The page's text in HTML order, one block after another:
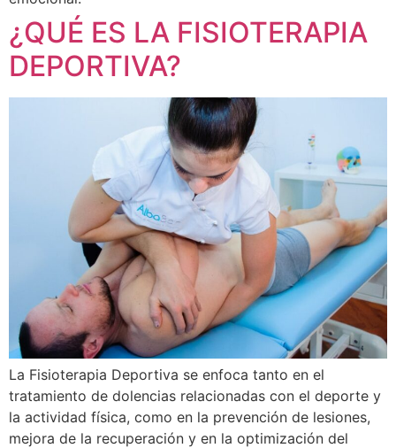
¿QUÉ ES LA FISIOTERAPIA
DEPORTIVA?
La Fisioterapia Deportiva se enfoca tanto en el
tratamiento de dolencias relacionadas con el deporte y
la actividad física, como en la prevención de lesiones,
mejora de la recuperación y en la optimización del